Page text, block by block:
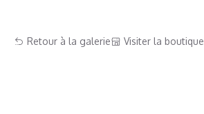
Retour à la galerie Visiter la boutique